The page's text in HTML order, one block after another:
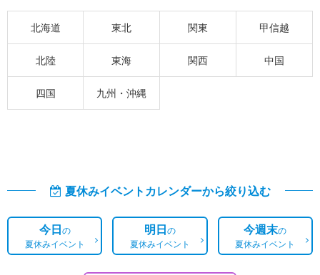
北海道 東北 関東 甲信越
北陸 東海 関西 中国
四国 九州・沖縄
夏休みイベントカレンダーから絞り込む
今日の
夏休みイベント
明日の
夏休みイベント
今週末の
夏休みイベント